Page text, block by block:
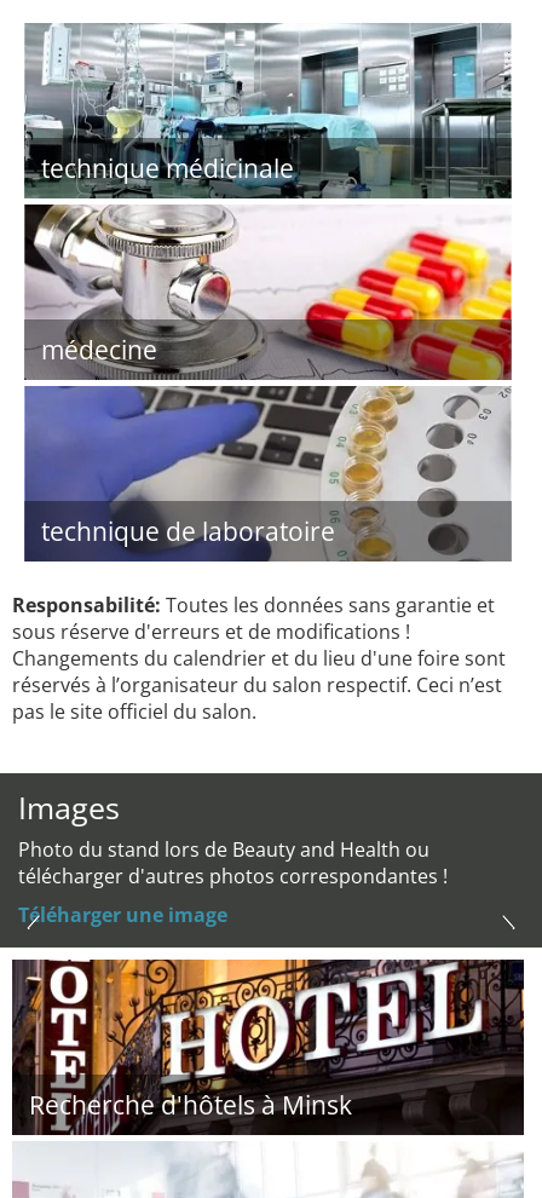
technique médicinale
médecine
technique de laboratoire
Responsabilité: Toutes les données sans garantie et
sous réserve d'erreurs et de modifications !
Changements du calendrier et du lieu d'une foire sont
réservés à l’organisateur du salon respectif. Ceci n’est
pas le site officiel du salon.
Images
Photo du stand lors de Beauty and Health ou
télécharger d'autres photos correspondantes !
Téléharger une image
Recherche d'hôtels à Minsk